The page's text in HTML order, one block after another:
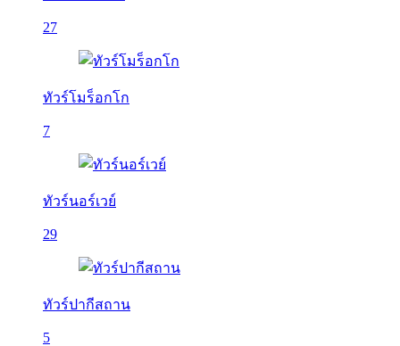
27
ทัวร์โมร็อกโก
7
ทัวร์นอร์เวย์
29
ทัวร์ปากีสถาน
5